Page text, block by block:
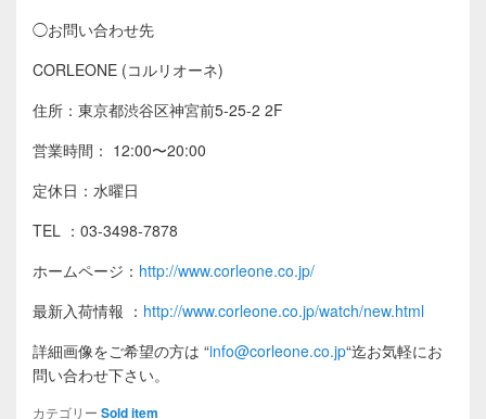
◯お問い合わせ先
CORLEONE (コルリオーネ)
住所：東京都渋谷区神宮前5-25-2 2F
営業時間： 12:00〜20:00
定休日：水曜日
TEL ：03-3498-7878
ホームページ： http://www.corleone.co.jp/
最新入荷情報 ： http://www.corleone.co.jp/watch/new.html
詳細画像をご希望の方は “info@corleone.co.jp“迄お気軽にお
問い合わせ下さい。
カテゴリー Sold item